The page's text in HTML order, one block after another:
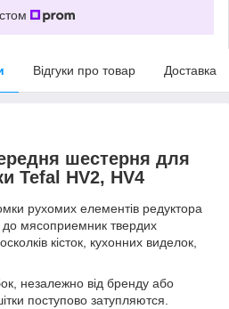
Відгуки про товар Доставка
шестерня для
Tefal HV2, HV4
рухомих елементів редуктора
мясоприемник твердих
кісток, кухонних виделок,
незалежно від бренду або
поступово затупляются.